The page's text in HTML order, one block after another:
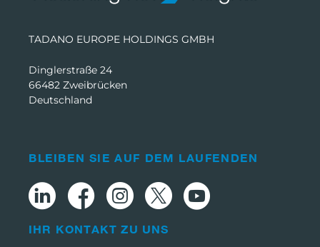
TADANO EUROPE HOLDINGS GMBH
Dinglerstraße 24
66482 Zweibrücken
Deutschland
BLEIBEN SIE AUF DEM LAUFENDEN
IHR KONTAKT ZU UNS